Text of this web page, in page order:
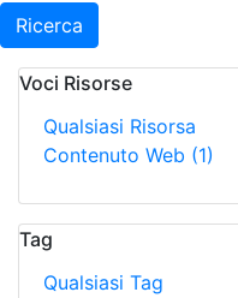
Ricerca
Voci Risorse
Qualsiasi Risorsa
Contenuto Web (1)
Tag
Qualsiasi Tag